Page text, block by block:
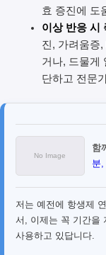
효 증진에 도
이상 반응 시
진, 가려움증
거나, 드물게
단하고 전문
함
분
저는 예전에 항생제
서, 이제는 꼭 기간을
사용하고 있답니다.